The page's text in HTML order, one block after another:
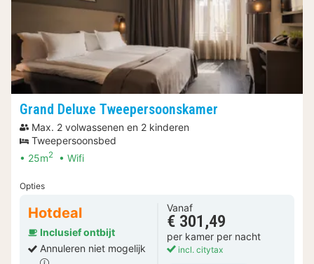
Grand Deluxe Tweepersoonskamer
Max. 2 volwassenen en 2 kinderen
Tweepersoonsbed
25m2 Wifi
Opties
Hotdeal
Inclusief ontbijt
Annuleren niet mogelijk
Vanaf
€ 301,49
per kamer per nacht
incl. citytax